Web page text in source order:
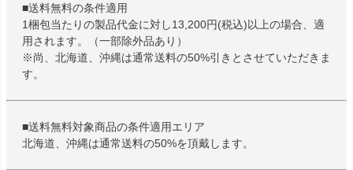
■送料無料の条件適用
1梱包当たりの製品代金に対し13,200円(税込)以上の場合、適
用されます。（一部除外品あり）
※尚、北海道、沖縄は通常送料の50%引きとさせていただきま
す。
■送料無料対象商品の条件適用エリア
北海道、沖縄は通常送料の50%を頂戴します。